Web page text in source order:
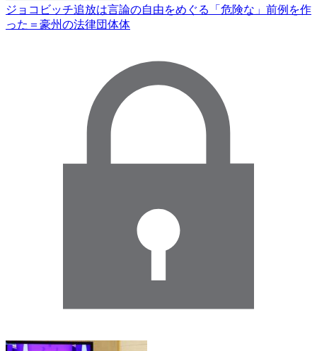
ジョコビッチ追放は言論の自由をめぐる「危険な」前例を作
った＝豪州の法律団体体